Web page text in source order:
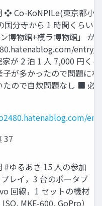
❖ Co-KoNPILe(東京都小
国分寺から 1 時間くらい
博物館+模ラ博物館」 が
entry/
が 2 泊 1 人 7,000 円く
子が多かったので問題に
たので自炊問題なし ■ 必
37
#ゆるあさ 15 人の参加
レイ，3 台のポータブ
回線，1 セットの機材
MKE-600, GoPro）